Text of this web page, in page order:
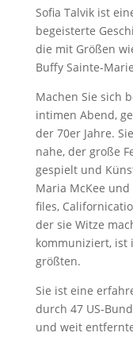
Sofia Talvik ist
begeisterte
die mit Größen
Buffy Sainte-
Machen Sie sich
intimen Abend,
der 70er Jahre.
nahe, der große
gespielt und
Maria McKee
files,
der sie Witze
kommuniziert, ist
größten.
Sie ist eine
durch 47 US-
und weit